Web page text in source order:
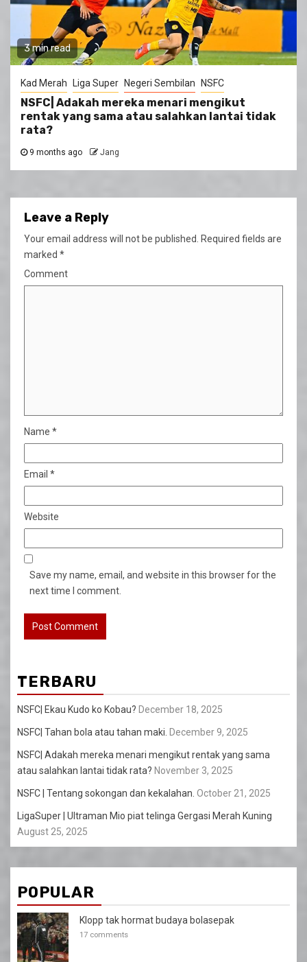
3 min read
Kad Merah Liga Super Negeri Sembilan NSFC
NSFC| Adakah mereka menari mengikut
rentak yang sama atau salahkan lantai tidak
rata?
9 months ago Jang
Leave a Reply
Your email address will not be published.
Required fields are
marked *
Comment
Name *
Email *
Website
Save my name, email, and website in this browser for the
next time I comment.
TERBARU
NSFC| Ekau Kudo ko Kobau? December 18, 2025
NSFC| Tahan bola atau tahan maki. December 9, 2025
NSFC| Adakah mereka menari mengikut rentak yang sama
atau salahkan lantai tidak rata? November 3, 2025
NSFC | Tentang sokongan dan kekalahan. October 21, 2025
LigaSuper | Ultraman Mio piat telinga Gergasi Merah Kuning
August 25, 2025
POPULAR
Klopp tak hormat budaya bolasepak
17 comments